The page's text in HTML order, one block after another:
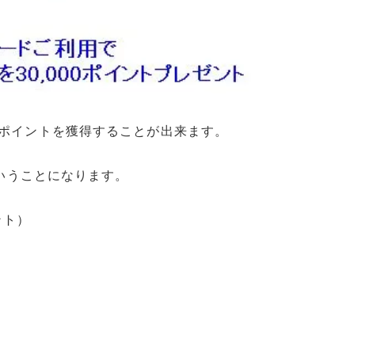
ントを獲得することが出来ます。
うことになります。
）